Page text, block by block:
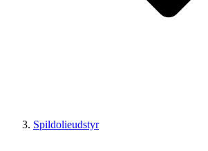
Spildolieudstyr